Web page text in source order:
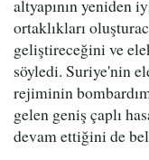
altyapının yeniden
ortaklıkları
geliştireceğini ve
söyledi. Suriye'nin
rejiminin
gelen geniş çaplı
devam ettiğini de